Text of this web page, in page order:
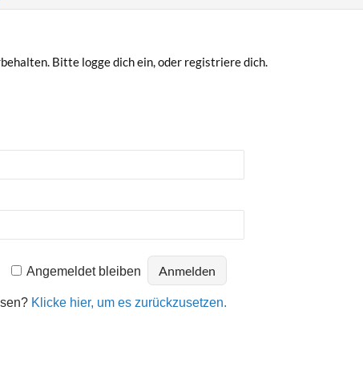
Bitte logge dich ein, oder registriere dich.
Angemeldet bleiben
Klicke hier, um es zurückzusetzen.